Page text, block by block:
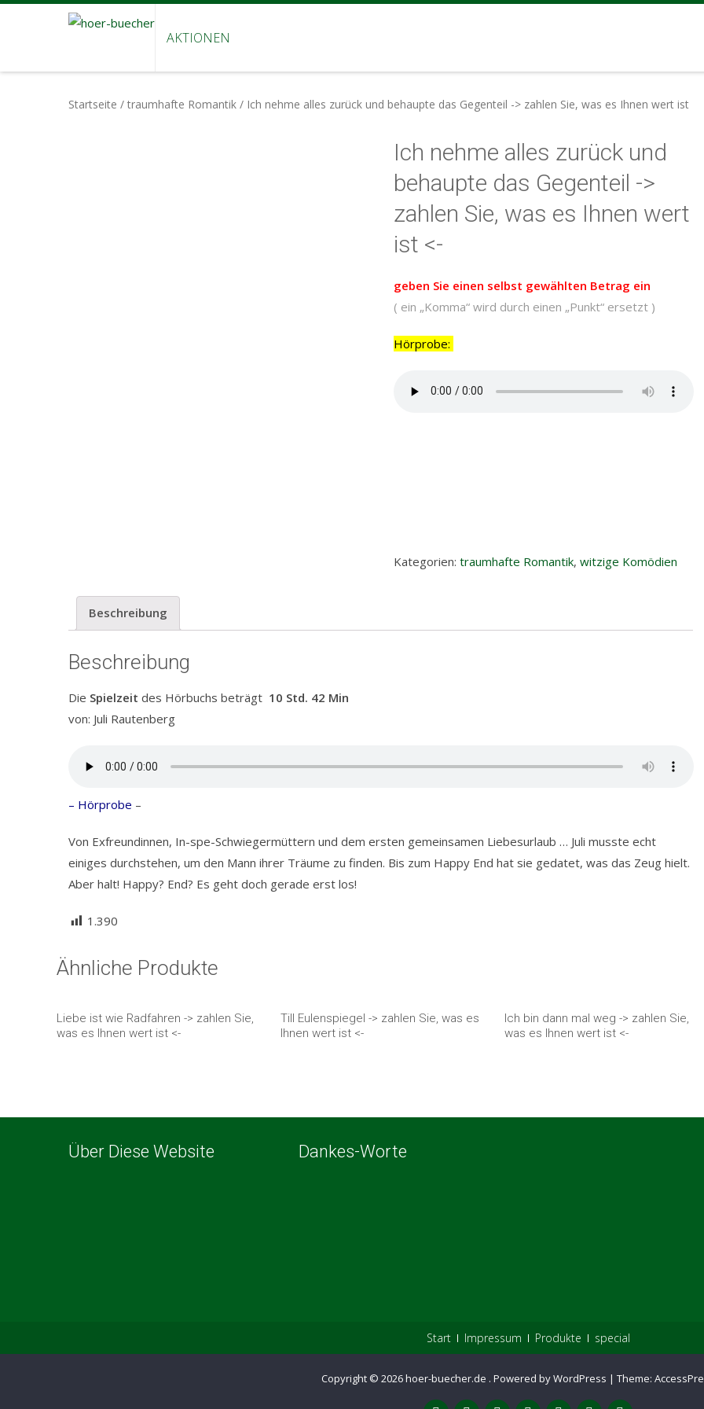
AKTIONEN
Startseite / traumhafte Romantik / Ich nehme alles zurück und behaupte das Gegenteil -> zahlen Sie, was es Ihnen wert ist
Ich nehme alles zurück und
behaupte das Gegenteil ->
zahlen Sie, was es Ihnen wert
ist <-
geben Sie einen selbst gewählten Betrag ein
( ein „Komma“ wird durch einen „Punkt“ ersetzt )
Hörprobe:
Kategorien: traumhafte Romantik, witzige Komödien
Beschreibung
Beschreibung
Die Spielzeit des Hörbuchs beträgt 10 Std. 42 Min
von: Juli Rautenberg
– Hörprobe –
Von Exfreundinnen, In-spe-Schwiegermüttern und dem ersten gemeinsamen Liebesurlaub … Juli musste echt
einiges durchstehen, um den Mann ihrer Träume zu finden. Bis zum Happy End hat sie gedatet, was das Zeug hielt.
Aber halt! Happy? End? Es geht doch gerade erst los!
1.390
Ähnliche Produkte
Liebe ist wie Radfahren -> zahlen Sie,
was es Ihnen wert ist <-
Till Eulenspiegel -> zahlen Sie, was es
Ihnen wert ist <-
Ich bin dann mal weg -> zahlen Sie,
was es Ihnen wert ist <-
Über Diese Website Dankes-Worte
Start Impressum Produkte special
Copyright © 2026hoer-buecher.de . Powered by WordPress | Theme: